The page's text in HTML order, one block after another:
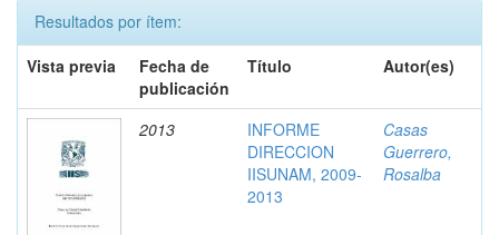
Resultados por ítem:
Vista previa
Fecha de
publicación
Título Autor(es)
2013
INFORME
DIRECCION
IISUNAM, 2009-
2013
Casas
Guerrero,
Rosalba